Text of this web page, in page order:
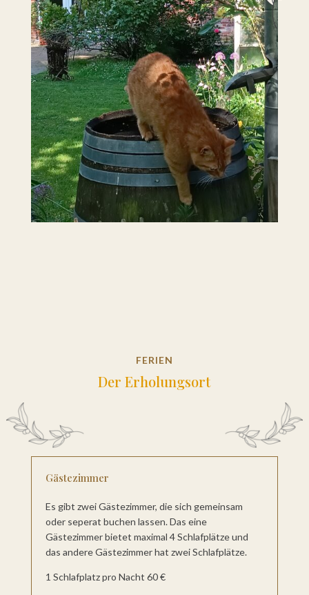
FERIEN
Der Erholungsort
Gästezimmer
Es gibt zwei Gästezimmer, die sich gemeinsam
oder seperat buchen lassen. Das eine
Gästezimmer bietet maximal 4 Schlafplätze und
das andere Gästezimmer hat zwei Schlafplätze.
1 Schlafplatz pro Nacht 60 €